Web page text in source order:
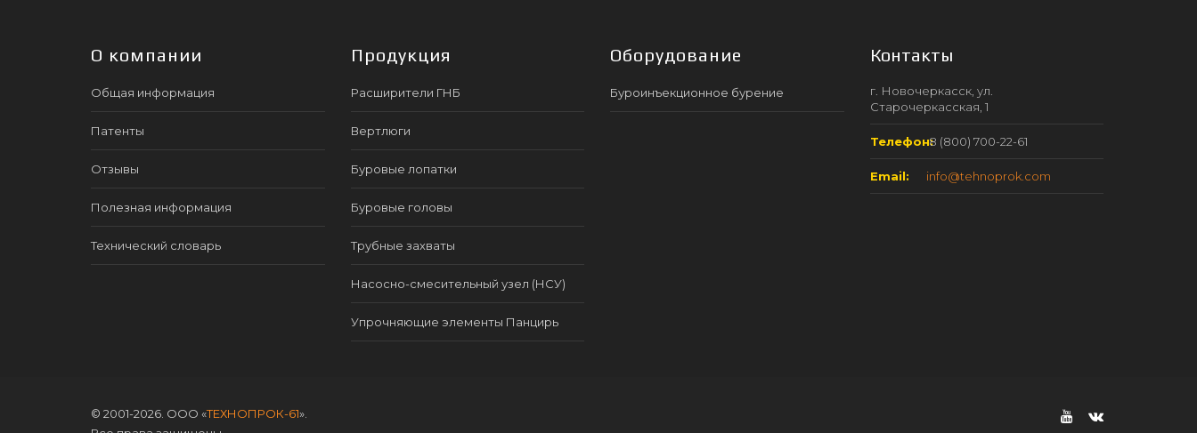
О компании
Общая информация
Патенты
Отзывы
Полезная информация
Технический словарь
Продукция
Расширители ГНБ
Вертлюги
Буровые лопатки
Буровые головы
Трубные захваты
Насосно-смесительный узел (НСУ)
Упрочняющие элементы Панцирь
Оборудование
Буроинъекционное бурение
Контакты
г. Новочеркасск, ул.
Старочеркасская, 1
Телефон:8 (800) 700-22-61
Email: info@tehnoprok.com
© 2001-2026. ООО «ТЕХНОПРОК-61».